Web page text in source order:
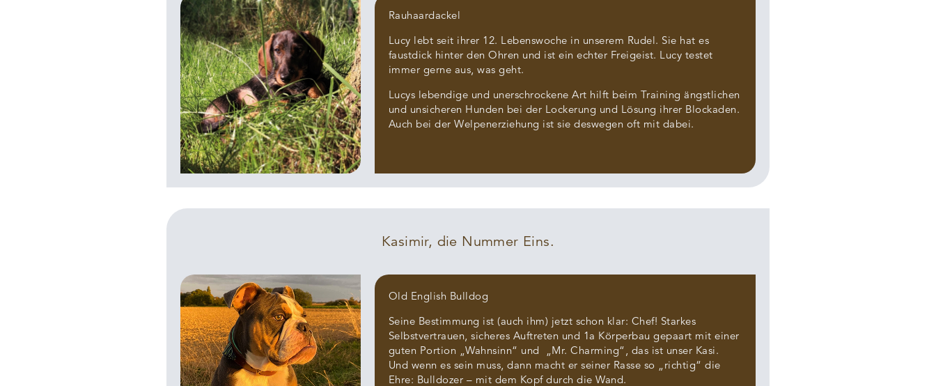
Rauhaardackel
Lucy lebt seit ihrer 12. Lebenswoche in unserem Rudel. Sie hat es
faustdick hinter den Ohren und ist ein echter Freigeist. Lucy testet
immer gerne aus, was geht.
Lucys lebendige und unerschrockene Art hilft beim Training ängstlichen
und unsicheren Hunden bei der Lockerung und Lösung ihrer Blockaden.
Auch bei der Welpenerziehung ist sie deswegen oft mit dabei.
Kasimir, die Nummer Eins.
Old English Bulldog
Seine Bestimmung ist (auch ihm) jetzt schon klar: Chef! Starkes
Selbstvertrauen, sicheres Auftreten und 1a Körperbau gepaart mit einer
guten Portion „Wahnsinn“ und „Mr. Charming“, das ist unser Kasi.
Und wenn es sein muss, dann macht er seiner Rasse so „richtig“ die
Ehre: Bulldozer – mit dem Kopf durch die Wand.